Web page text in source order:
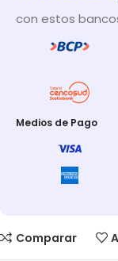
con estos
Medios de Pago
Comparar